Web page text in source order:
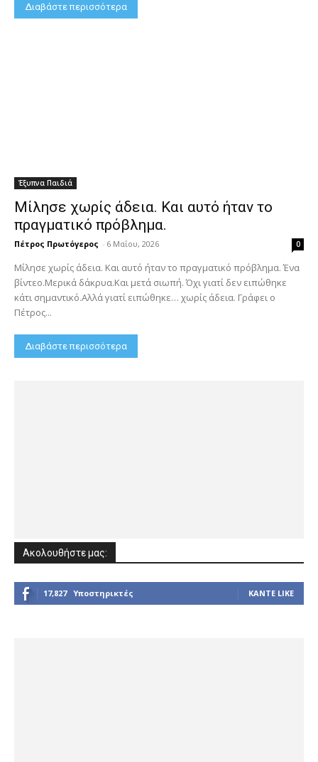
Διαβάστε περισσότερα
Έξυπνα Παιδιά
Μίλησε χωρίς άδεια. Και αυτό ήταν το
πραγματικό πρόβλημα.
Πέτρος Πρωτόγερος - 6 Μαΐου, 2026 0
Μίλησε χωρίς άδεια. Και αυτό ήταν το πραγματικό πρόβλημα. Ένα
βίντεο.Μερικά δάκρυα.Και μετά σιωπή. Όχι γιατί δεν ειπώθηκε
κάτι σημαντικό.Αλλά γιατί ειπώθηκε… χωρίς άδεια. Γράφει ο
Πέτρος...
Διαβάστε περισσότερα
Ακολουθήστε μας:
17,827 Υποστηρικτές ΚΆΝΤΕ LIKE